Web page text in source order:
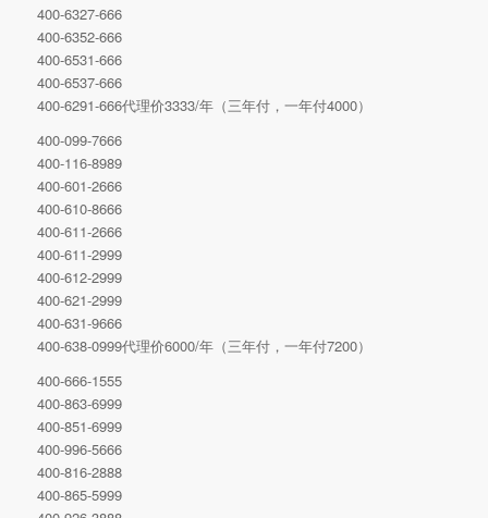
400-6327-666
400-6352-666
400-6531-666
400-6537-666
400-6291-666代理价3333/年（三年付，一年付4000）
400-099-7666
400-116-8989
400-601-2666
400-610-8666
400-611-2666
400-611-2999
400-612-2999
400-621-2999
400-631-9666
400-638-0999代理价6000/年（三年付，一年付7200）
400-666-1555
400-863-6999
400-851-6999
400-996-5666
400-816-2888
400-865-5999